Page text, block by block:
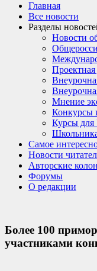
Главная
Все новости
Разделы
Новости
Проектная
Мнение
Конкурсы
Курсы для
Самое
Новости
Авторские
Форумы
О редакции
Более 100
участниками